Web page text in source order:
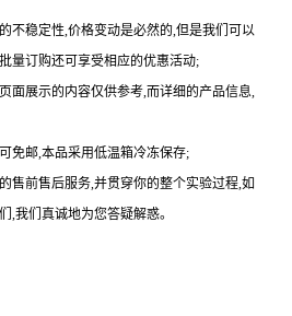
不稳定性,价格变动是必然的,但是我们可以
量订购还可享受相应的优惠活动;
面展示的内容仅供参考,而详细的产品信息,
免邮,本品采用低温箱冷冻保存;
售前售后服务,并贯穿你的整个实验过程,如
,我们真诚地为您答疑解惑。